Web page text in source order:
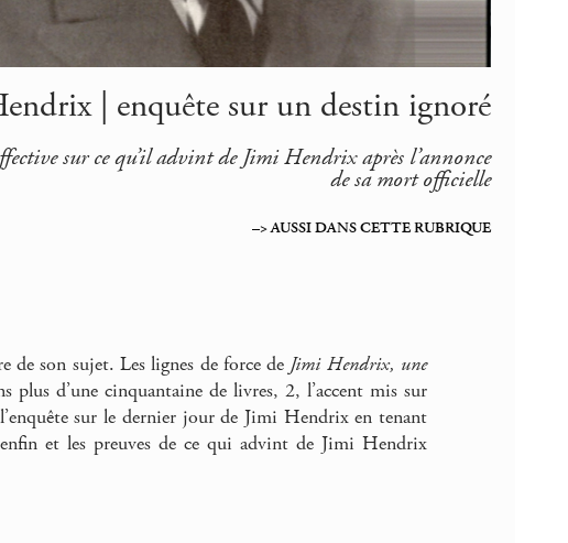
| enquête sur un destin ignoré
sur ce qu’il advint de Jimi Hendrix après l’annonce
de sa mort officielle
–> AUSSI DANS CETTE RUBRIQUE
de son sujet. Les lignes de force de Jimi Hendrix, une
d’une cinquantaine de livres, 2, l’accent mis sur
sur le dernier jour de Jimi Hendrix en tenant
et les preuves de ce qui advint de Jimi Hendrix